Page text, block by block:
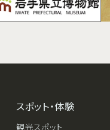
スポット・体験
観光スポット